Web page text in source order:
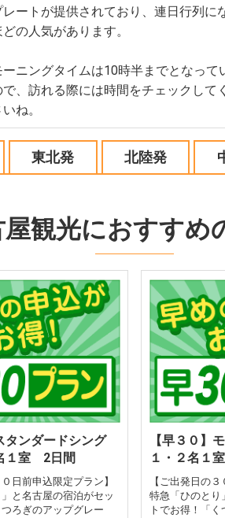
レートが提供されており、連日行列に
どの人気があります。
ーニングタイムは10時半までとなって
で、訪れる際には時間をチェックして
ね。
東北発 北陸発
観光におすすめ
タンダードシング
１室 2日間
日前申込限定プラン】
と名古屋の宿泊がセッ
ろぎのアップグレー
【早３０】
１・２名１
【ご出発日の
特急「ひのとり
トでお得！「